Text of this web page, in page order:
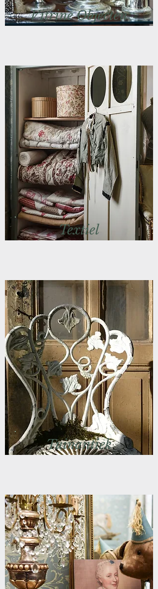
Vitrine Objecten
Textiel
Tuinantiek